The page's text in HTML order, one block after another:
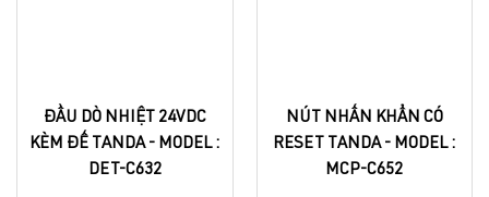
ĐẦU DÒ NHIỆT 24VDC
KÈM ĐẾ TANDA - MODEL :
DET-C632
NÚT NHẤN KHẨN CÓ
RESET TANDA - MODEL :
MCP-C652